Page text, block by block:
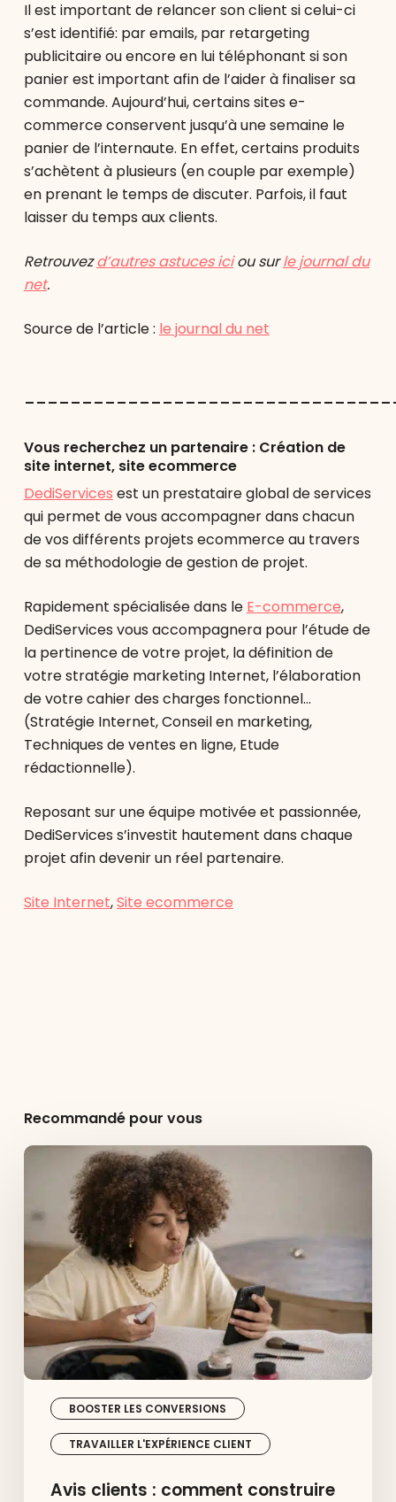
Il est important de relancer son client si celui-ci
s’est identifié: par emails, par retargeting
publicitaire ou encore en lui téléphonant si son
panier est important afin de l’aider à finaliser sa
commande. Aujourd’hui, certains sites e-
commerce conservent jusqu’à une semaine le
panier de l’internaute. En effet, certains produits
s’achètent à plusieurs (en couple par exemple)
en prenant le temps de discuter. Parfois, il faut
laisser du temps aux clients.
Retrouvezd’autres astuces iciou surle journal du
net.
Source de l’article : le journal du net
Vous recherchez un partenaire : Création de
site internet, site ecommerce
DediServices est un prestataire global de services
qui permet de vous accompagner dans chacun
de vos différents projets ecommerce au travers
de sa méthodologie de gestion de projet.
Rapidement spécialisée dans le E-commerce,
DediServices vous accompagnera pour l’étude de
la pertinence de votre projet, la définition de
votre stratégie marketing Internet, l’élaboration
de votre cahier des charges fonctionnel…
(Stratégie Internet, Conseil en marketing,
Techniques de ventes en ligne, Etude
rédactionnelle).
Reposant sur une équipe motivée et passionnée,
DediServices s’investit hautement dans chaque
projet afin devenir un réel partenaire.
Site Internet,Site ecommerce
Recommandé pour vous
BOOSTER LES CONVERSIONS
TRAVAILLER L'EXPÉRIENCE CLIENT
Avis
comment
construire
confiance
booster
la
conversion
Avis clients : comment construire